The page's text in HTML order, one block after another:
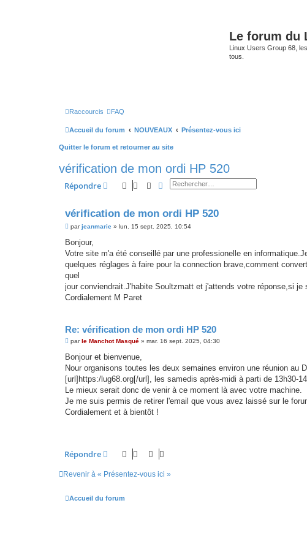
Le forum du
Linux Users Group 68,
tous.
Raccourcis FAQ
Accueil du forum NOUVEAUX Présentez-vous ici
Quitter le forum et retourner au site
vérification de mon ordi HP 520
Répondre Rechercher
Recherche avancée
vérification de mon ordi HP 520
M
s
a
g
e
parjeanmarie » lun. 15 sept. 2025, 10:54
Bonjour,
Votre site m'a été conseillé par une professionelle en
quelques réglages à faire pour la connection brave,comment
quel
jour conviendrait.J'habite Soultzmatt et j'attends votre réponse,si
Cordialement M Paret
Re: vérification de mon ordi HP 520
M
s
a
g
parle Manchot Masqué » mar. 16 sept. 2025, 04:30
Bonjour et bienvenue,
Nour organisons toutes les deux semaines environ une réunion au
[url]https:/lug68.org[/url], les samedis après-midi à parti de 13h30-
Le mieux serait donc de venir à ce moment là avec votre machine.
Je me suis permis de retirer l'email que vous avez laissé sur le
Cordialement et à bientôt !
Répondre
Revenir à « Présentez-vous ici »
Accueil du forum